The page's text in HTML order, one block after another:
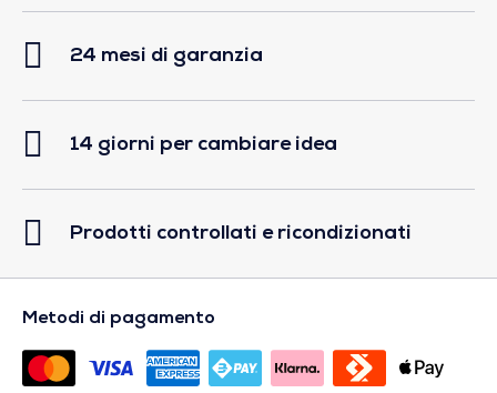
24 mesi di garanzia
14 giorni per cambiare idea
Prodotti controllati e ricondizionati
Metodi di pagamento